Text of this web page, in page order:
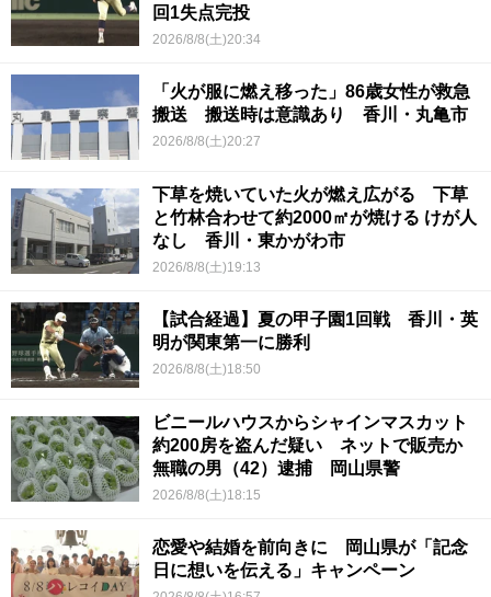
回1失点完投
2026/8/8(土)20:34
「火が服に燃え移った」86歳女性が救急
搬送 搬送時は意識あり 香川・丸亀市
2026/8/8(土)20:27
下草を焼いていた火が燃え広がる 下草
と竹林合わせて約2000㎡が焼ける けが人
なし 香川・東かがわ市
2026/8/8(土)19:13
【試合経過】夏の甲子園1回戦 香川・英
明が関東第一に勝利
2026/8/8(土)18:50
ビニールハウスからシャインマスカット
約200房を盗んだ疑い ネットで販売か
無職の男（42）逮捕 岡山県警
2026/8/8(土)18:15
恋愛や結婚を前向きに 岡山県が「記念
日に想いを伝える」キャンペーン